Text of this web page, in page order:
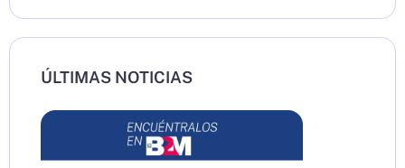
ÚLTIMAS NOTICIAS